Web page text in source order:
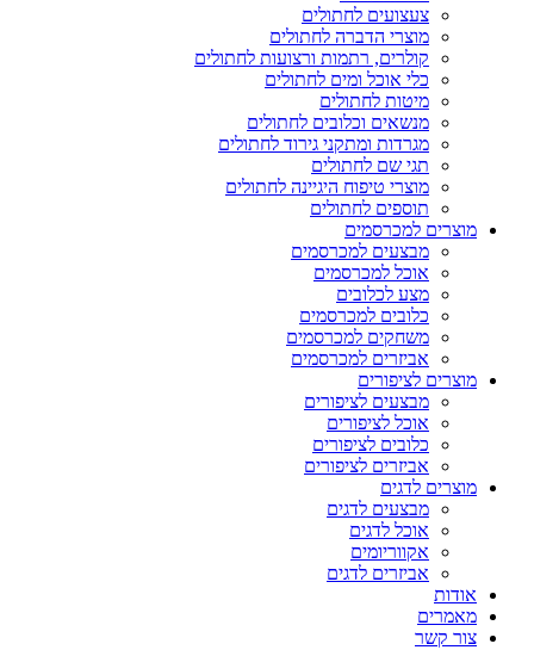
צעצועים לחתולים
מוצרי הדברה לחתולים
קולרים, רתמות ורצועות לחתולים
כלי אוכל ומים לחתולים
מיטות לחתולים
מנשאים וכלובים לחתולים
מגרדות ומתקני גירוד לחתולים
תגי שם לחתולים
מוצרי טיפוח היגיינה לחתולים
תוספים לחתולים
מוצרים למכרסמים
מבצעים למכרסמים
אוכל למכרסמים
מצע לכלובים
כלובים למכרסמים
משחקים למכרסמים
אביזרים למכרסמים
מוצרים לציפורים
מבצעים לציפורים
אוכל לציפורים
כלובים לציפורים
אביזרים לציפורים
מוצרים לדגים
מבצעים לדגים
אוכל לדגים
אקווריומים
אביזרים לדגים
אודות
מאמרים
צור קשר